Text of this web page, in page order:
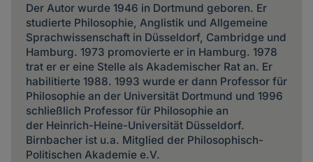
Der Autor wurde 1946 in Dortmund geboren. Er
studierte Philosophie, Anglistik und Allgemeine
Sprachwissenschaft in Düsseldorf, Cambridge und
Hamburg. 1973 promovierte er in Hamburg. 1978
trat er er eine Stelle als Akademischer Rat an. Er
habilitierte 1988. 1993 wurde er dann Professor für
Philosophie an der Universität Dortmund und 1996
schließlich Professor für Philosophie an
der Heinrich-Heine-Universität Düsseldorf.
Birnbacher ist u.a. Mitglied der Philosophisch-
Politischen Akademie e.V.